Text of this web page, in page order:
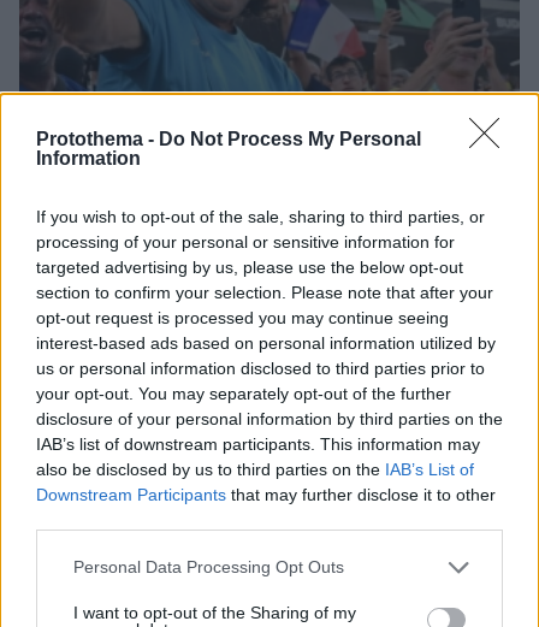
Protothema - Do Not Process My Personal
Information
If you wish to opt-out of the sale, sharing to third parties, or
processing of your personal or sensitive information for
targeted advertising by us, please use the below opt-out
section to confirm your selection. Please note that after your
opt-out request is processed you may continue seeing
interest-based ads based on personal information utilized by
us or personal information disclosed to third parties prior to
your opt-out. You may separately opt-out of the further
disclosure of your personal information by third parties on the
IAB’s list of downstream participants. This information may
also be disclosed by us to third parties on the IAB’s List of
Downstream Participants that may further disclose it to other
Please note that this website/app uses one or more Google
not limited to your visit or usage behaviour. You may click to
Personal Data Processing Opt Outs
I want to opt-out of the Sharing of my
Ο Γιώργος Πομάσκι για τον Μίλτο Τεντόγλου: «Πραγματικός
εκτελεστής» - Δείτε βίντεο
25.08.2023, 03:11
Thema Insights